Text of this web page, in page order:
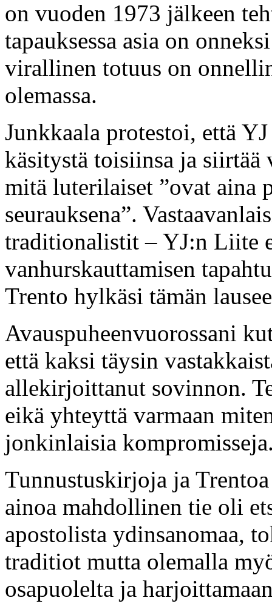
on vuoden 1973 jälkeen
tapauksessa asia on
virallinen totuus on
olemassa.
Junkkaala protestoi, että
käsitystä toisiinsa ja siirtää
mitä luterilaiset ”ovat aina
seurauksena”.
traditionalistit – YJ:n Liite
vanhurskauttamisen
Trento hylkäsi tämän
Avauspuheenvuorossani
että kaksi täysin
allekirjoittanut sovinnon.
eikä yhteyttä varmaan
jonkinlaisia
Tunnustuskirjoja ja
ainoa mahdollinen tie oli
apostolista ydinsanomaa,
traditiot mutta olemalla
osapuolelta ja